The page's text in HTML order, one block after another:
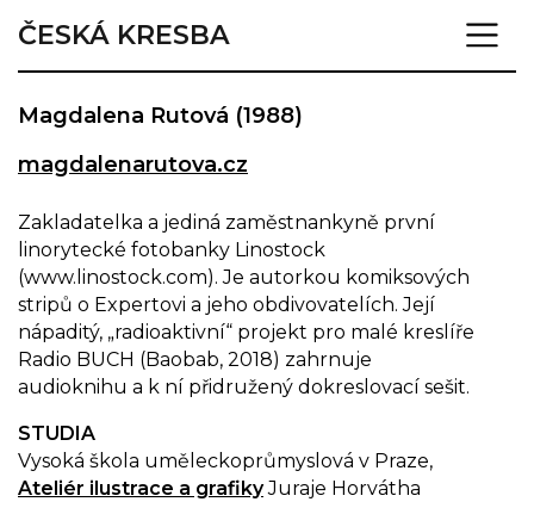
ČESKÁ KRESBA
Magdalena Rutová (1988)
magdalenarutova.cz
Zakladatelka a jediná zaměstnankyně první
linorytecké fotobanky Linostock
(www.linostock.com). Je autorkou komiksových
stripů o Expertovi a jeho obdivovatelích. Její
nápaditý, „radioaktivní“ projekt pro malé kreslíře
Radio BUCH (Baobab, 2018) zahrnuje
audioknihu a k ní přidružený dokreslovací sešit.
STUDIA
Vysoká škola uměleckoprůmyslová v Praze,
Ateliér ilustrace a grafikyJuraje Horvátha